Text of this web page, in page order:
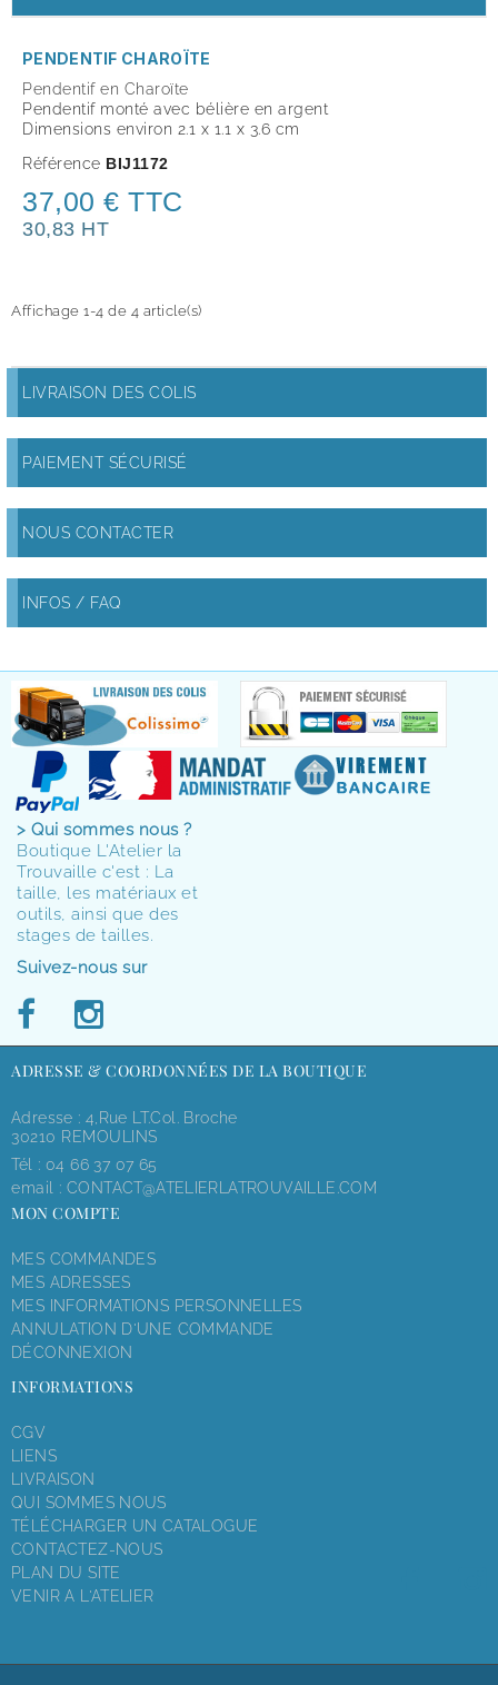
PENDENTIF CHAROÏTE
Pendentif en Charoïte
Pendentif monté avec bélière en argent
Dimensions environ 2.1 x 1.1 x 3.6 cm
Référence BIJ1172
37,00 € TTC
30,83 HT
Affichage 1-4 de 4 article(s)
LIVRAISON DES COLIS
PAIEMENT SÉCURISÉ
NOUS CONTACTER
INFOS / FAQ
> Qui sommes nous ?
Boutique L'Atelier la
Trouvaille c'est : La
taille, les matériaux et
outils, ainsi que des
stages de tailles.
Suivez-nous sur
ADRESSE & COORDONNÉES DE LA BOUTIQUE
Adresse : 4,rue LT.Col. Broche
30210 REMOULINS
Tél : 04 66 37 07 65
email : CONTACT@ATELIERLATROUVAILLE.COM
MON COMPTE
MES COMMANDES
MES ADRESSES
MES INFORMATIONS PERSONNELLES
ANNULATION D'UNE COMMANDE
DÉCONNEXION
INFORMATIONS
CGV
LIENS
LIVRAISON
QUI SOMMES NOUS
TÉLÉCHARGER UN CATALOGUE
CONTACTEZ-NOUS
PLAN DU SITE
VENIR A L'ATELIER